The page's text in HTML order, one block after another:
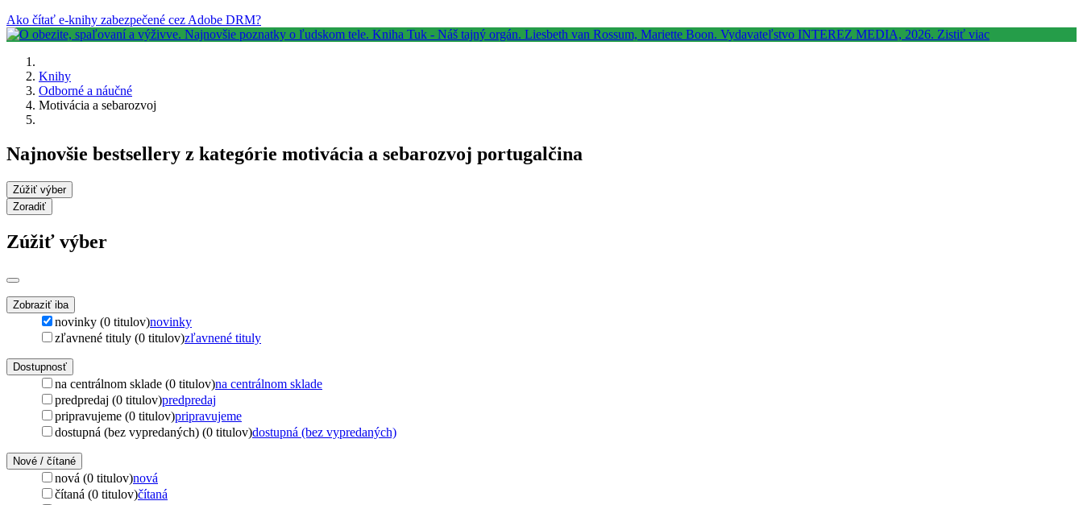
Ako čítať e-knihy zabezpečené cez Adobe DRM?
Knihy
Odborné a náučné
Motivácia a sebarozvoj
Najnovšie bestsellery z kategórie motivácia a sebarozvoj portugalčina
Zúžiť výber
Zoradiť
Zúžiť výber
Zobraziť iba
novinky (0 titulov)novinky
zľavnené tituly (0 titulov)zľavnené tituly
Dostupnosť
na centrálnom sklade (0 titulov)na centrálnom sklade
predpredaj (0 titulov)predpredaj
pripravujeme (0 titulov)pripravujeme
dostupná (bez vypredaných) (0 titulov)dostupná (bez vypredaných)
Nové / čítané
nová (0 titulov)nová
čítaná (0 titulov)čítaná